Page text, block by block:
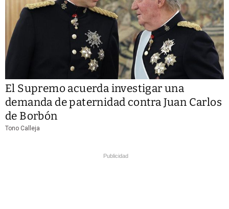
El Supremo acuerda investigar una
demanda de paternidad contra Juan Carlos
de Borbón
Tono Calleja
Publicidad